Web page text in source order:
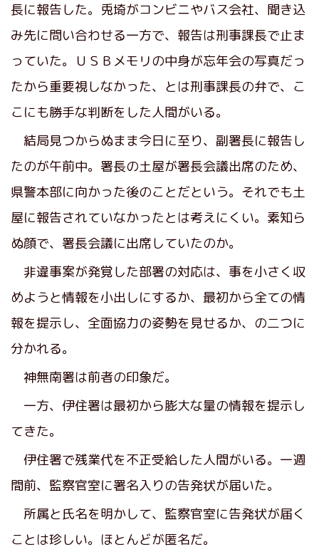
長に報告した。兎埼がコンビニやバス会社、聞き込
み先に問い合わせる一方で、報告は刑事課長で止ま
っていた。ＵＳＢメモリの中身が忘年会の写真だっ
たから重要視しなかった、とは刑事課長の弁で、こ
こにも勝手な判断をした人間がいる。
結局見つからぬまま今日に至り、副署長に報告し
たのが午前中。署長の土屋が署長会議出席のため、
県警本部に向かった後のことだという。それでも土
屋に報告されていなかったとは考えにくい。素知ら
ぬ顔で、署長会議に出席していたのか。
非違事案が発覚した部署の対応は、事を小さく収
めようと情報を小出しにするか、最初から全ての情
報を提示し、全面協力の姿勢を見せるか、の二つに
分かれる。
神無南署は前者の印象だ。
一方、伊住署は最初から膨大な量の情報を提示し
てきた。
伊住署で残業代を不正受給した人間がいる。一週
間前、監察官室に署名入りの告発状が届いた。
所属と氏名を明かして、監察官室に告発状が届く
ことは珍しい。ほとんどが匿名だ。